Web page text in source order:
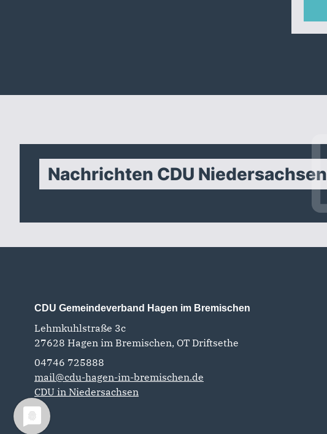
Nachrichten CDU Niedersachsen
CDU Gemeindeverband Hagen im Bremischen
Lehmkuhlstraße 3c
27628 Hagen im Bremischen, OT Driftsethe
04746 725888‬
mail@cdu-hagen-im-bremischen.de
CDU in Niedersachsen